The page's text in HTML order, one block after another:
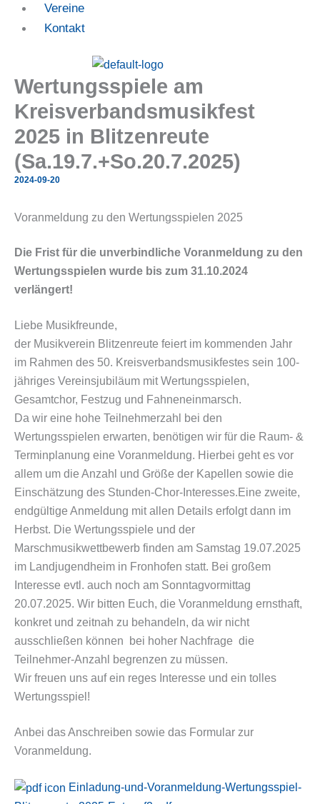
Vereine
Kontakt
Wertungsspiele am
Kreisverbandsmusikfest
2025 in Blitzenreute
(Sa.19.7.+So.20.7.2025)
2024-09-20
Voranmeldung zu den Wertungsspielen 2025
Die Frist für die unverbindliche Voranmeldung zu den
Wertungsspielen wurde bis zum 31.10.2024
verlängert!
Liebe Musikfreunde,
der Musikverein Blitzenreute feiert im kommenden Jahr
im Rahmen des 50. Kreisverbandsmusikfestes sein 100-
jähriges Vereinsjubiläum mit Wertungsspielen,
Gesamtchor, Festzug und Fahneneinmarsch.
Da wir eine hohe Teilnehmerzahl bei den
Wertungsspielen erwarten, benötigen wir für die Raum- &
Terminplanung eine Voranmeldung. Hierbei geht es vor
allem um die Anzahl und Größe der Kapellen sowie die
Einschätzung des Stunden-Chor-Interesses.Eine zweite,
endgültige Anmeldung mit allen Details erfolgt dann im
Herbst. Die Wertungsspiele und der
Marschmusikwettbewerb finden am Samstag 19.07.2025
im Landjugendheim in Fronhofen statt. Bei großem
Interesse evtl. auch noch am Sonntagvormittag
20.07.2025. Wir bitten Euch, die Voranmeldung ernsthaft,
konkret und zeitnah zu behandeln, da wir nicht
ausschließen können  bei hoher Nachfrage  die
Teilnehmer-Anzahl begrenzen zu müssen.
Wir freuen uns auf ein reges Interesse und ein tolles
Wertungsspiel!
Anbei das Anschreiben sowie das Formular zur
Voranmeldung.
Einladung-und-Voranmeldung-Wertungsspiel-